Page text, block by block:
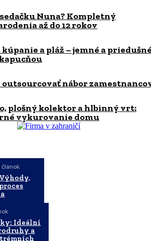
Nuna? Kompletný
až do 12 rokov
a pláž – jemné a
outsourcovať nábor
plošný kolektor a hlbinný vrt:
vykurovanie domu
Ideální
a